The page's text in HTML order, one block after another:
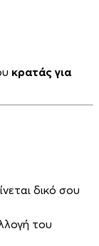
κρατάς για
δικό σου
του